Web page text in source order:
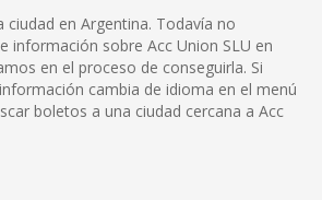
ciudad en Argentina. Todavía no
información sobre Acc Union SLU en
en el proceso de conseguirla. Si
cambia de idioma en el menú
boletos a una ciudad cercana a Acc